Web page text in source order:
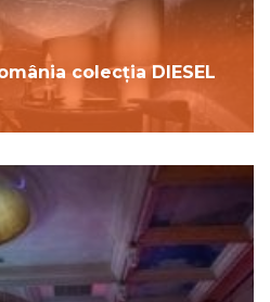
colecția DIESEL